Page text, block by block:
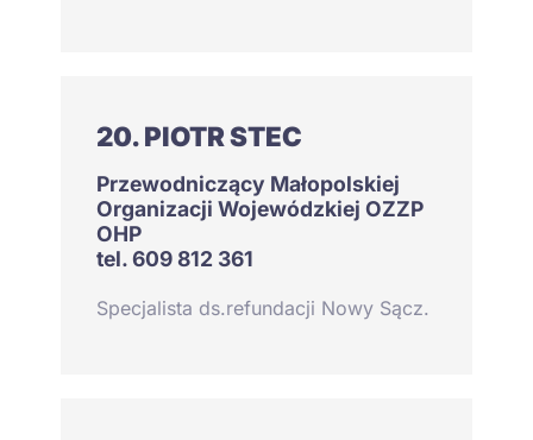
20. PIOTR STEC
Przewodniczący Małopolskiej
Organizacji Wojewódzkiej OZZP
OHP
tel. 609 812 361
Specjalista ds.refundacji Nowy Sącz.